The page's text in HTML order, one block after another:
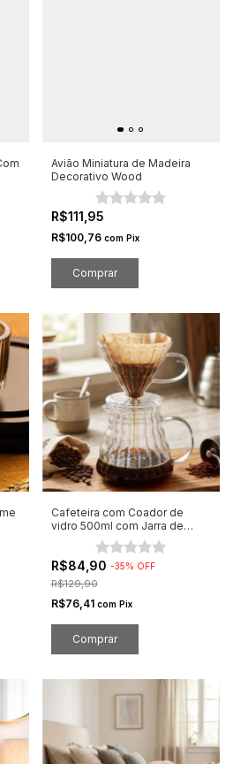
Avião Miniatura de Madeira
Decorativo Wood
R$111,95
R$100,76 com Pix
Cafeteira com Coador de
vidro 500ml com Jarra de
R$84,90 -35% OFF
R$129,90
R$76,41 com Pix